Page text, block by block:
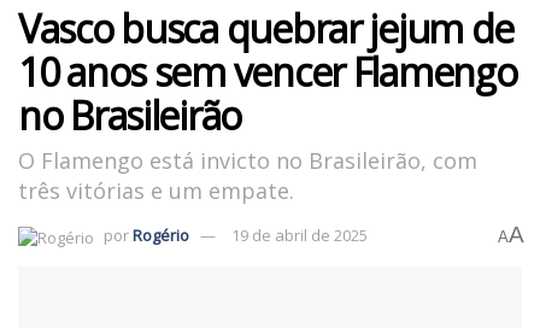
Vasco busca quebrar jejum de
10 anos sem vencer Flamengo
no Brasileirão
O Flamengo está invicto no Brasileirão, com
três vitórias e um empate.
porRogério 19 de abril de 2025 AA